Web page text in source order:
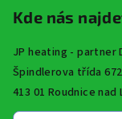
Kde nás
JP heating - partner
Špindlerova třída
413 01 Roudnice nad